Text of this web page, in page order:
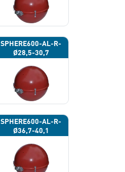
SPHERE600-AL-R-
Ø28,5-30,7
SPHERE600-AL-R-
Ø36,7-40,1